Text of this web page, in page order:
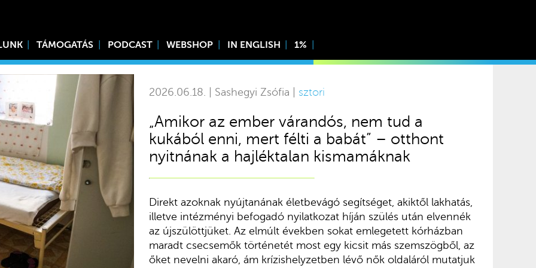
TÁMOGATÁS PODCAST WEBSHOP IN ENGLISH 1%
2026.06.18. | Sashegyi Zsófia | sztori
„Amikor az ember várandós, nem tud a
kukából enni, mert félti a babát” – otthont
nyitnának a hajléktalan kismamáknak
Direkt azoknak nyújtanának életbevágó segítséget, akiktől lakhatás,
illetve intézményi befogadó nyilatkozat híján szülés után elvennék
az újszülöttjüket. Az elmúlt években sokat emlegetett kórházban
maradt csecsemők történetét most egy kicsit más szemszögből, az
őket nevelni akaró, ám krízishelyzetben lévő nők oldaláról mutatjuk